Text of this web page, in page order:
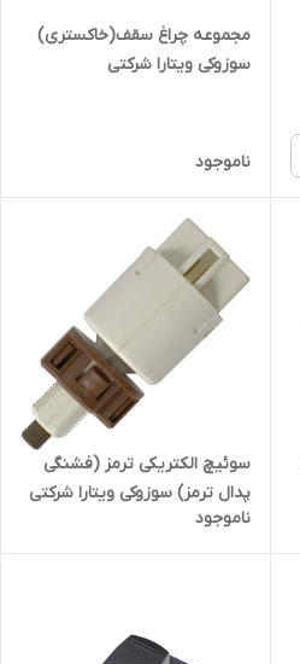
مجموعه چراغ سقف(خاکستری)
سوزوکی ویتارا شرکتی
ناموجود
سوئیچ الکتریکی ترمز (فشنگی
پدال ترمز) سوزوکی ویتارا شرکتی
ناموجود